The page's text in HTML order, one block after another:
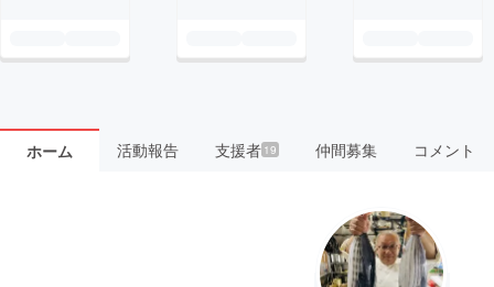
ホーム 活動報告 支援者 19 仲間募集 コメント